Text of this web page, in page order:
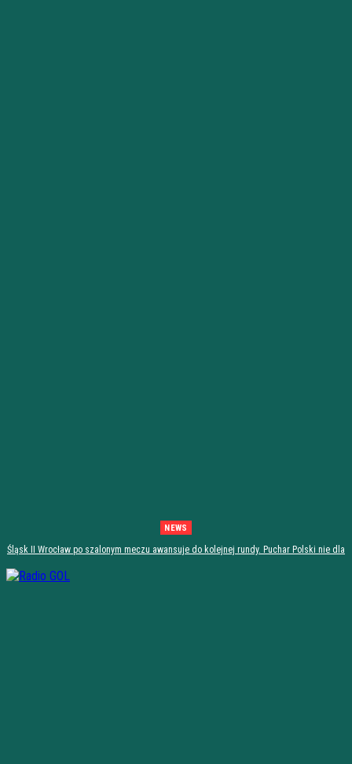
NEWS
Śląsk II Wrocław po szalonym meczu awansuje do kolejnej rundy. Puchar Polski nie dla